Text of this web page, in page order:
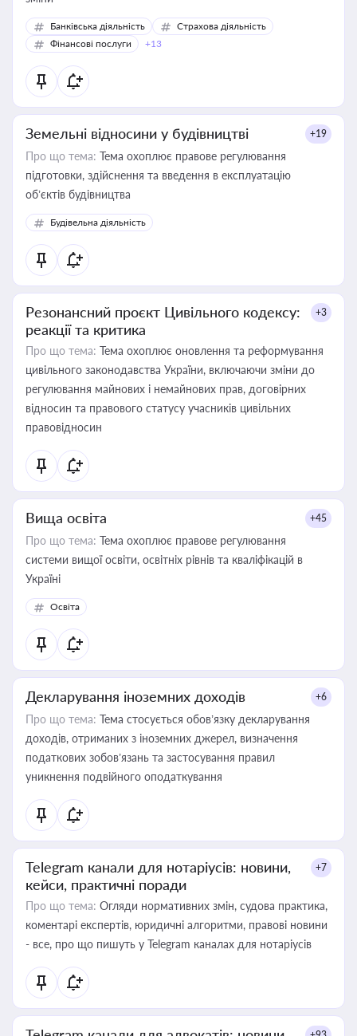
Банківська діяльність
Страхова діяльність
Фінансові послуги
+13
Земельні відносини у будівництві +19
Про що тема: Тема охоплює правове регулювання
підготовки, здійснення та введення в експлуатацію
об’єктів будівництва
Будівельна діяльність
Резонансний проєкт Цивільного кодексу:
реакції та критика
+3
Про що тема: Тема охоплює оновлення та реформування
цивільного законодавства України, включаючи зміни до
регулювання майнових і немайнових прав, договірних
відносин та правового статусу учасників цивільних
правовідносин
Вища освіта +45
Про що тема: Тема охоплює правове регулювання
системи вищої освіти, освітніх рівнів та кваліфікацій в
Україні
Освіта
Декларування іноземних доходів +6
Про що тема: Тема стосується обов’язку декларування
доходів, отриманих з іноземних джерел, визначення
податкових зобов’язань та застосування правил
уникнення подвійного оподаткування
Telegram канали для нотаріусів: новини,
кейси, практичні поради
+7
Про що тема: Огляди нормативних змін, судова практика,
коментарі експертів, юридичні алгоритми, правові новини
- все, про що пишуть у Telegram каналах для нотаріусів